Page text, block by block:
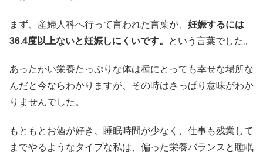
まず、産婦人科へ行って言われた言葉が、 妊娠するには
36.4度以上ないと妊娠しにくいです。
という言葉でした。
あったかい栄養たっぷりな体は種にとっても幸せな場所な
んだと今ならわかりますが、その時はさっぱり意味がわか
りませんでした。
もともとお酒が好き、睡眠時間が少なく、仕事も残業して
までやるようなタイプな私は、偏った栄養バランスと睡眠